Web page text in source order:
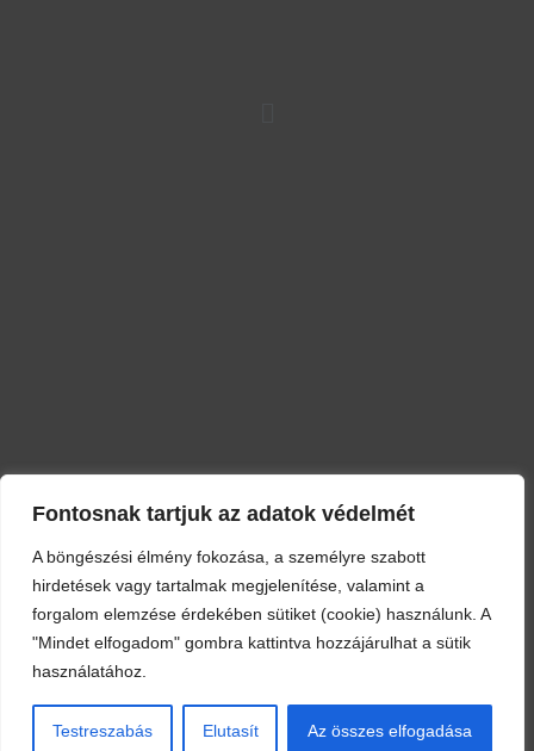
Fontosnak tartjuk az adatok védelmét
A böngészési élmény fokozása, a személyre szabott
hirdetések vagy tartalmak megjelenítése, valamint a
forgalom elemzése érdekében sütiket (cookie) használunk. A
"Mindet elfogadom" gombra kattintva hozzájárulhat a sütik
használatához.
Testreszabás Elutasít Az összes elfogadása